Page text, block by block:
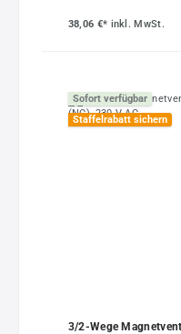
38,06 €* inkl. MwSt.
Sofort verfügbar
Staffelrabatt sichern
3/2-Wege